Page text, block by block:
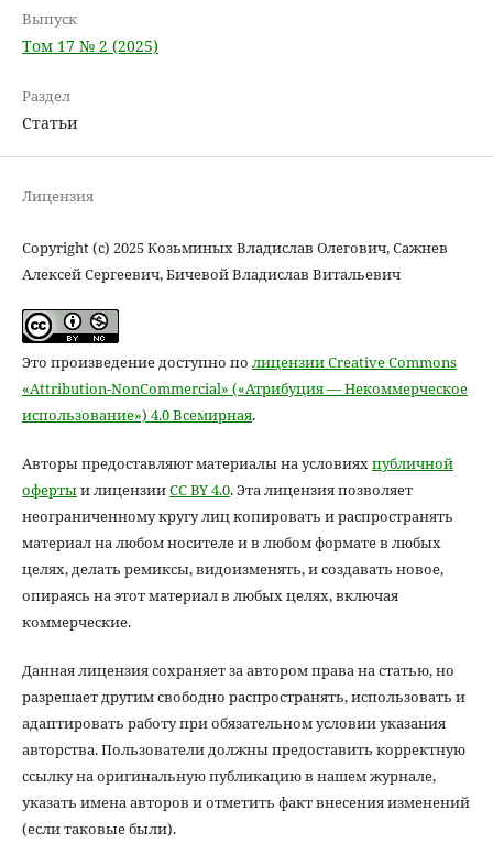
Выпуск
Том 17 № 2 (2025)
Раздел
Статьи
Лицензия
Copyright (c) 2025 Козьминых Владислав Олегович, Сажнев
Алексей Сергеевич, Бичевой Владислав Витальевич
Это произведение доступно по лицензии Creative Commons
«Attribution-NonCommercial» («Атрибуция — Некоммерческое
использование») 4.0 Всемирная.
Авторы предоставляют материалы на условияхпубличной
офертыи лицензииCC BY 4.0. Эта лицензия позволяет
неограниченному кругу лиц копировать и распространять
материал на любом носителе и в любом формате в любых
целях, делать ремиксы, видоизменять, и создавать новое,
опираясь на этот материал в любых целях, включая
коммерческие.
Данная лицензия сохраняет за автором права на статью, но
разрешает другим свободно распространять, использовать и
адаптировать работу при обязательном условии указания
авторства. Пользователи должны предоставить корректную
ссылку на оригинальную публикацию в нашем журнале,
указать имена авторов и отметить факт внесения изменений
(если таковые были).